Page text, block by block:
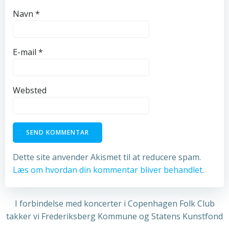
Navn *
E-mail *
Websted
Dette site anvender Akismet til at reducere spam.
Læs om hvordan din kommentar bliver behandlet.
I forbindelse med koncerter i Copenhagen Folk Club
takker vi Frederiksberg Kommune og Statens Kunstfond